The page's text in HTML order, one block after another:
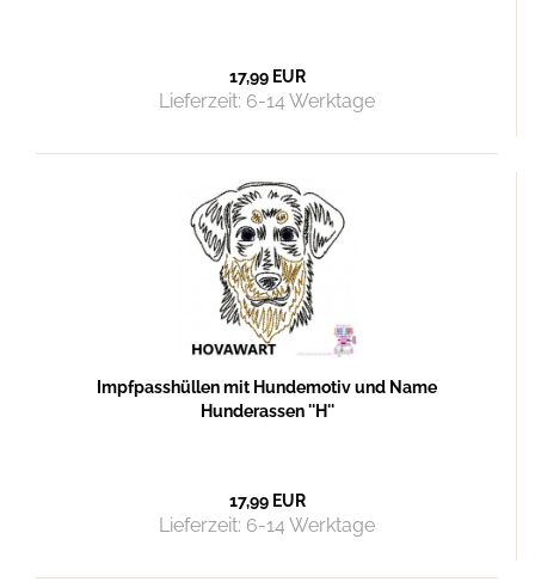
17,99 EUR
Lieferzeit: 6-14 Werktage
Impfpasshüllen mit Hundemotiv und Name
Hunderassen ''H''
17,99 EUR
Lieferzeit: 6-14 Werktage